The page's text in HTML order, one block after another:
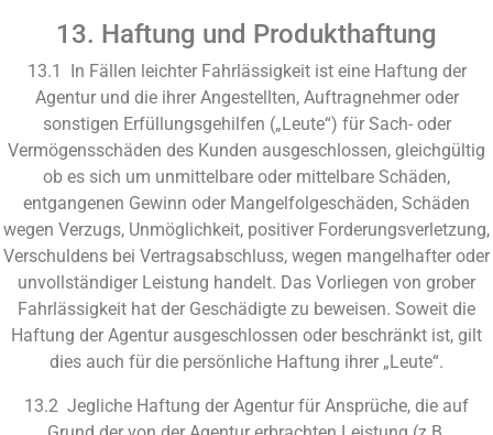
13. Haftung und Produkthaftung
13.1 In Fällen leichter Fahrlässigkeit ist eine Haftung der
Agentur und die ihrer Angestellten, Auftragnehmer oder
sonstigen Erfüllungsgehilfen („Leute“) für Sach- oder
Vermögensschäden des Kunden ausgeschlossen, gleichgültig
ob es sich um unmittelbare oder mittelbare Schäden,
entgangenen Gewinn oder Mangelfolgeschäden, Schäden
wegen Verzugs, Unmöglichkeit, positiver Forderungsverletzung,
Verschuldens bei Vertragsabschluss, wegen mangelhafter oder
unvollständiger Leistung handelt. Das Vorliegen von grober
Fahrlässigkeit hat der Geschädigte zu beweisen. Soweit die
Haftung der Agentur ausgeschlossen oder beschränkt ist, gilt
dies auch für die persönliche Haftung ihrer „Leute“.
13.2 Jegliche Haftung der Agentur für Ansprüche, die auf